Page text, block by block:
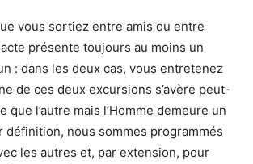
vous sortiez entre amis ou entre
présente toujours au moins un
: dans les deux cas, vous entretenez
de ces deux excursions s’avère peut-
que l’autre mais l’Homme demeure un
définition, nous sommes programmés
les autres et, par extension, pour